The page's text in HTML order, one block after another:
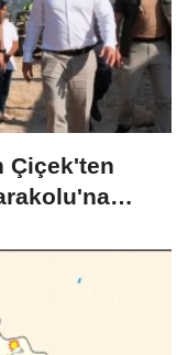
Çiçek'ten